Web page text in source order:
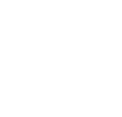
ほか、エンタメ情
ーに軟水を使